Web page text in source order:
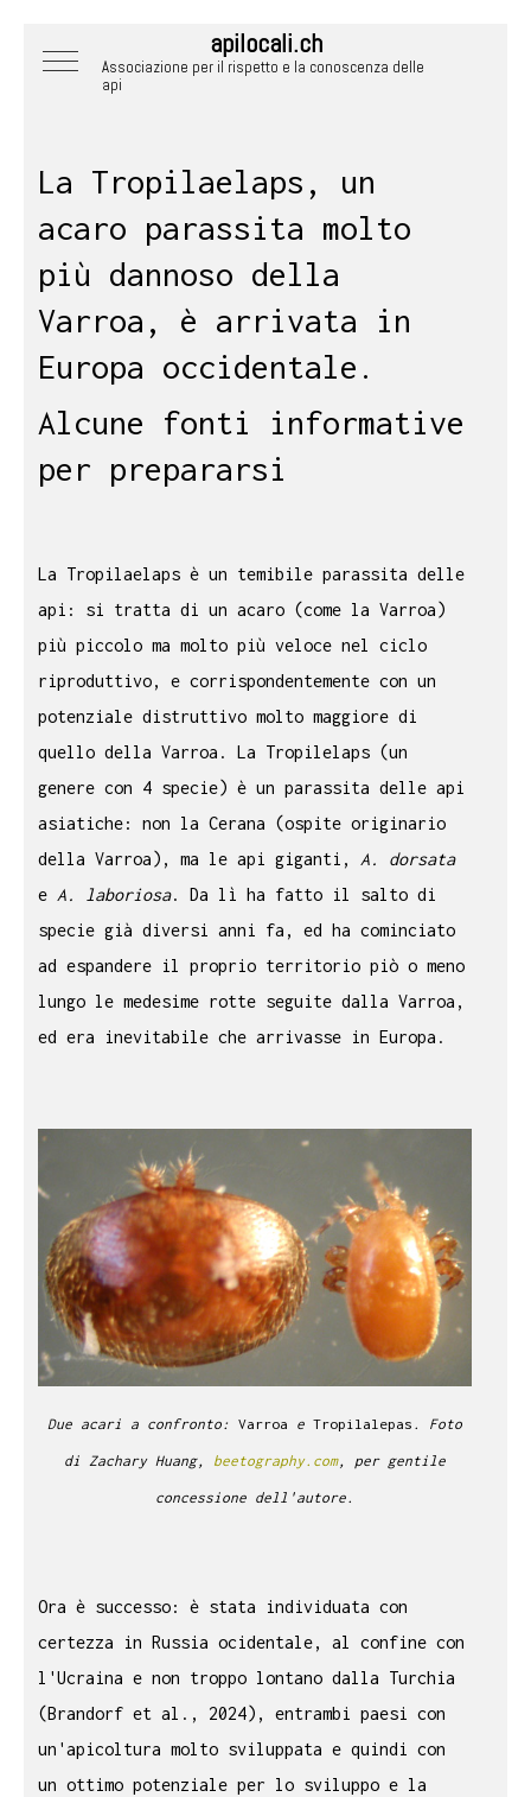
Mobile Menu Toggleapilocali.ch
Associazione per il rispetto e la conoscenza delle
api
La Tropilaelaps, un
acaro parassita molto
più dannoso della
Varroa, è arrivata in
Europa occidentale.
Alcune fonti informative
per prepararsi
La Tropilaelaps è un temibile parassita delle
api: si tratta di un acaro (come la Varroa)
più piccolo ma molto più veloce nel ciclo
riproduttivo, e corrispondentemente con un
potenziale distruttivo molto maggiore di
quello della Varroa. La Tropilelaps (un
genere con 4 specie) è un parassita delle api
asiatiche: non la Cerana (ospite originario
della Varroa), ma le api giganti, A. dorsata
e A. laboriosa. Da lì ha fatto il salto di
specie già diversi anni fa, ed ha cominciato
ad espandere il proprio territorio piò o meno
lungo le medesime rotte seguite dalla Varroa,
ed era inevitabile che arrivasse in Europa.
Due acari a confronto: Varroa e Tropilalepas . Foto
di Zachary Huang, beetography.com, per gentile
concessione dell'autore.
Ora è successo: è stata individuata con
certezza in Russia ocidentale, al confine con
l'Ucraina e non troppo lontano dalla Turchia
(Brandorf et al., 2024), entrambi paesi con
un'apicoltura molto sviluppata e quindi con
un ottimo potenziale per lo sviluppo e la